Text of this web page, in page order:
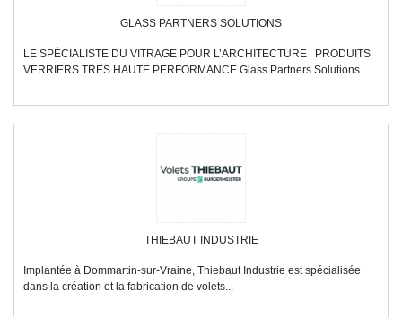
GLASS PARTNERS SOLUTIONS
LE SPÉCIALISTE DU VITRAGE POUR L’ARCHITECTURE PRODUITS
VERRIERS TRES HAUTE PERFORMANCE Glass Partners Solutions...
THIEBAUT INDUSTRIE
Implantée à Dommartin-sur-Vraine, Thiebaut Industrie est spécialisée
dans la création et la fabrication de volets...